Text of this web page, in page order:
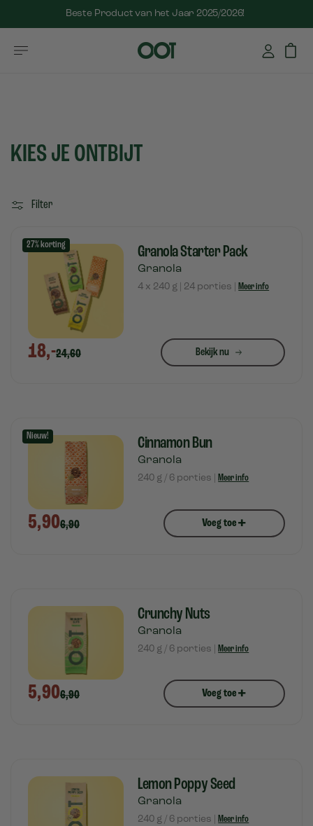
Beste Product van het Jaar 2025/2026!
KIES JE ONTBIJT
Filter
27% korting Granola Starter Pack
Granola
4 x 240 g | 24 porties | Meer info
18,-24,60 Bekijk nu
Nieuw! Cinnamon Bun
Granola
240 g / 6 porties | Meer info
5,906,90 Voeg toe+
Crunchy Nuts
Granola
240 g / 6 porties | Meer info
5,906,90 Voeg toe+
Lemon Poppy Seed
Granola
240 g / 6 porties | Meer info